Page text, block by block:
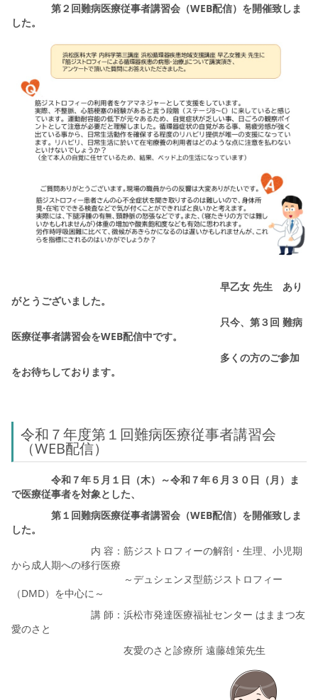
第２回難病医療従事者講習会（WEB配信）を開催致しま
した。
早乙女 先生 あり
がとうございました。
只今、第３回 難病
医療従事者講習会をWEB配信中です。
多くの方のご参加
をお待ちしております。
令和７年度第１回難病医療従事者講習会
（WEB配信）
令和７年５月１日（木）～令和７年６月３０日（月）ま
で医療従事者を対象とした、
第１回難病医療従事者講習会（WEB配信）を開催致しま
した。
内 容：筋ジストロフィーの解剖・生理、小児期
から成人期への移行医療
～デュシェンヌ型筋ジストロフィー
（DMD）を中心に～
講 師：浜松市発達医療福祉センター はままつ友
愛のさと
友愛のさと診療所 遠藤雄策先生